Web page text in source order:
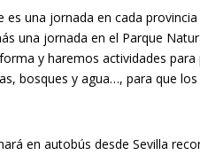
es una jornada en cada
una jornada en el Parque
y haremos actividades
bosques y agua…, para que
en autobús desde Sevilla